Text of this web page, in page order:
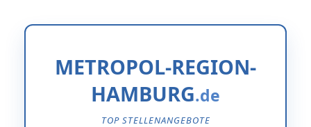
METROPOL-REGION-
HAMBURG
TOP STELLENANGEBOTE